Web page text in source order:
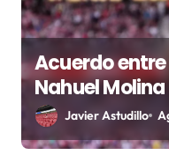
r
a
d
a
s
Acuerdo
Nahuel Molina
Javier Astudillo